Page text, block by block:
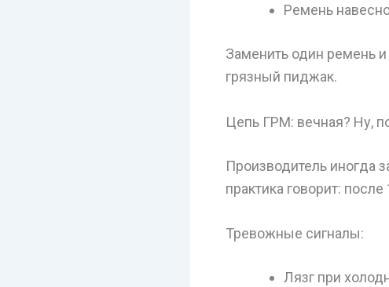
Ремень
Заменить один ремень
грязный пиджак.
Цепь ГРМ: вечная? Ну,
Производитель иногда
практика говорит:
Тревожные сигналы:
Лязг при